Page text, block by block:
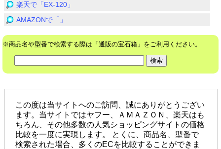
楽天で「EX-120」
AMAZONで「」
※商品名や型番で検索する際は「通販の宝石箱」をご利用ください。
この度は当サイトへのご訪問、誠にありがとうござい
ます。当サイトではヤフー、ＡＭＡＺＯＮ、楽天はも
ちろん、その他多数の人気ショッピングサイトの価格
比較を一度に実現します。 とくに、商品名、型番で
検索された場合、多くのECを比較することができま